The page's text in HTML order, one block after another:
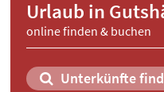
Urlaub in
online finden & buchen
Unterkünfte